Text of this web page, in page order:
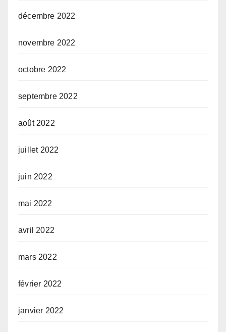
décembre 2022
novembre 2022
octobre 2022
septembre 2022
août 2022
juillet 2022
juin 2022
mai 2022
avril 2022
mars 2022
février 2022
janvier 2022